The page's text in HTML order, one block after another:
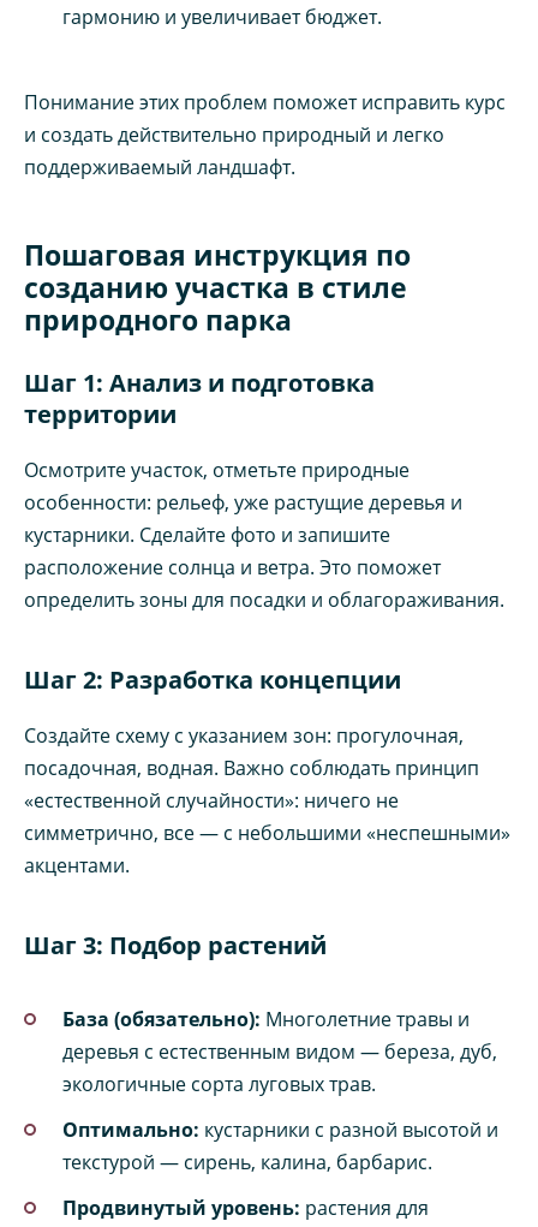
гармонию и увеличивает бюджет.
Понимание этих проблем поможет исправить курс
и создать действительно природный и легко
поддерживаемый ландшафт.
Пошаговая инструкция по
созданию участка в стиле
природного парка
Шаг 1: Анализ и подготовка
территории
Осмотрите участок, отметьте природные
особенности: рельеф, уже растущие деревья и
кустарники. Сделайте фото и запишите
расположение солнца и ветра. Это поможет
определить зоны для посадки и облагораживания.
Шаг 2: Разработка концепции
Создайте схему с указанием зон: прогулочная,
посадочная, водная. Важно соблюдать принцип
«естественной случайности»: ничего не
симметрично, все — с небольшими «неспешными»
акцентами.
Шаг 3: Подбор растений
База (обязательно): Многолетние травы и
деревья с естественным видом — береза, дуб,
экологичные сорта луговых трав.
Оптимально: кустарники с разной высотой и
текстурой — сирень, калина, барбарис.
Продвинутый уровень: растения для